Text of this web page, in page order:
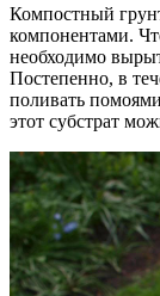
Компостный
компонентами.
необходимо
Постепенно, в
поливать
этот субстрат